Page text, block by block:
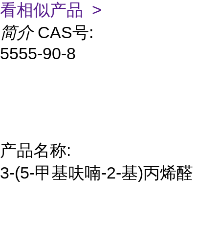
看相似产品 >
简介 CAS号:
5555-90-8
产品名称:
3-(5-甲基呋喃-2-基)丙烯醛